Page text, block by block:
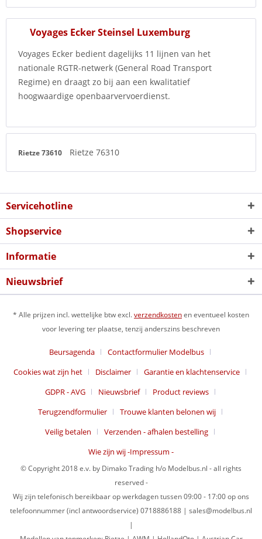
Voyages Ecker Steinsel Luxemburg
Voyages Ecker bedient dagelijks 11 lijnen van het
nationale RGTR-netwerk (General Road Transport
Regime) en draagt zo bij aan een kwalitatief
hoogwaardige openbaarvervoerdienst.
Rietze 73610 Rietze 76310
Servicehotline
Shopservice
Informatie
Nieuwsbrief
* Alle prijzen incl. wettelijke btw excl.verzendkostenen eventueel kosten
voor levering ter plaatse, tenzij anderszins beschreven
Beursagenda
Contactformulier Modelbus
Cookies wat zijn het
Disclaimer
Garantie en klachtenservice
GDPR - AVG
Nieuwsbrief
Product reviews
Terugzendformulier
Trouwe klanten belonen wij
Veilig betalen
Verzenden - afhalen bestelling
Wie zijn wij -Impressum -
© Copyright 2018 e.v. by Dimako Trading h/o Modelbus.nl - all rights
reserved -
Wij zijn telefonisch bereikbaar op werkdagen tussen 09:00 - 17:00 op ons
telefoonnummer (incl antwoordservice) 0718886188 | sales@modelbus.nl
|